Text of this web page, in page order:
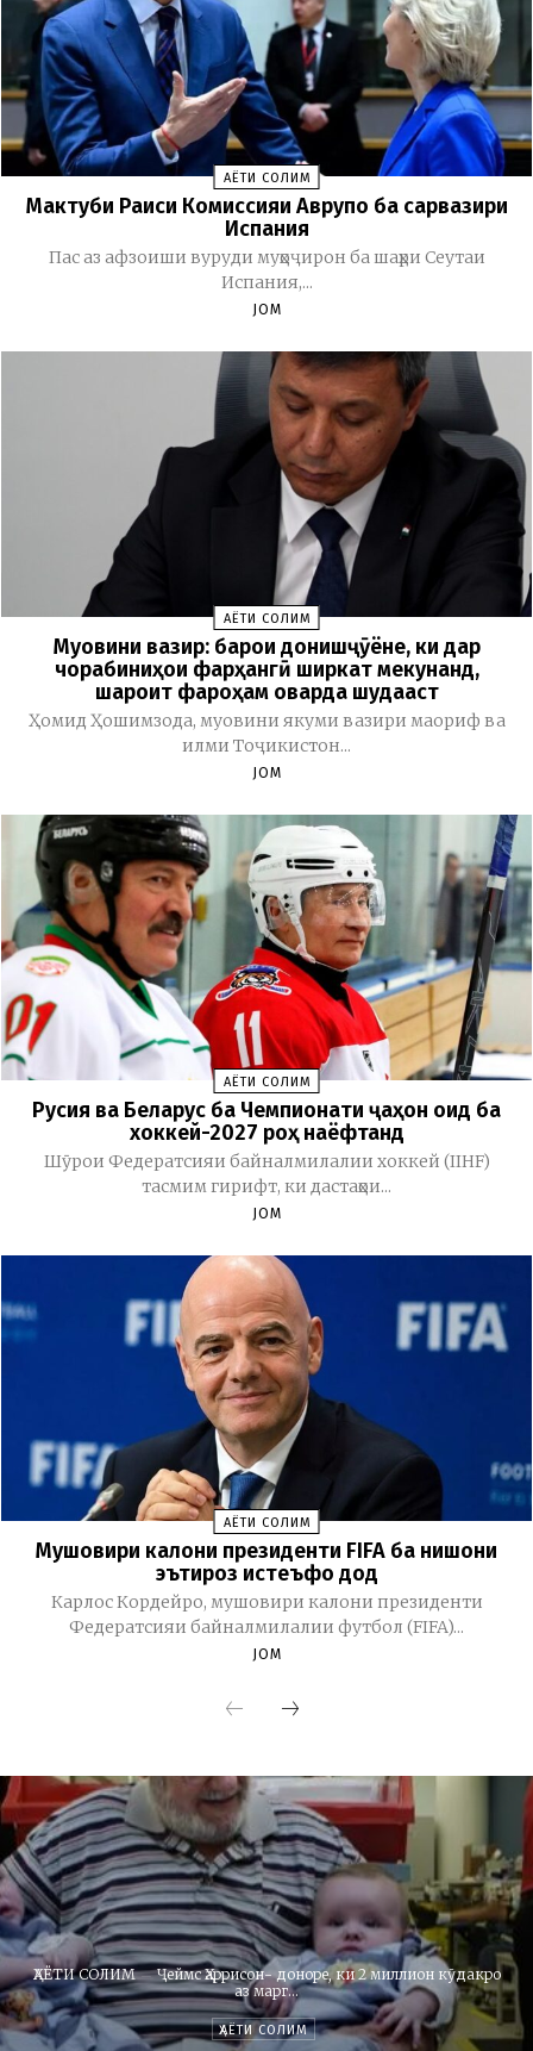
ҲАЁТИ СОЛИМ
Мактуби Раиси Комиссияи Аврупо ба сарвазири
Испания
Пас аз афзоиши вуруди муҳоҷирон ба шаҳри Сеутаи
Испания,...
JOM
ҲАЁТИ СОЛИМ
Муовини вазир: барои донишҷӯёне, ки дар
чорабиниҳои фарҳангӣ ширкат мекунанд,
шароит фароҳам оварда шудааст
Ҳомид Ҳошимзода, муовини якуми вазири маориф ва
илми Тоҷикистон...
JOM
ҲАЁТИ СОЛИМ
Русия ва Беларус ба Чемпионати ҷаҳон оид ба
хоккей-2027 роҳ наёфтанд
Шӯрои Федератсияи байналмилалии хоккей (IIHF)
тасмим гирифт, ки дастаҳои...
JOM
ҲАЁТИ СОЛИМ
Мушовири калони президенти FIFA ба нишони
эътироз истеъфо дод
Карлос Кордейро, мушовири калони президенти
Федератсияи байналмилалии футбол (FIFA)...
JOM